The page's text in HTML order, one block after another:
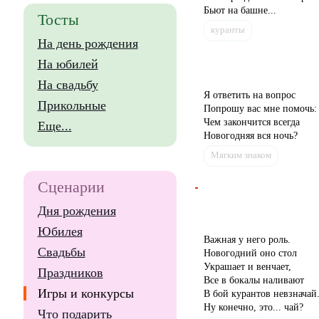
Бьют на башне...
куранты
Я ответить на вопрос
Попрошу вас мне помочь:
Чем закончится всегда
Новогодняя вся ночь?
Мягким знаком
Важная у него роль.
Новогодний оно стол
Украшает и венчает,
Все в бокалы наливают
В бой курантов невзначай.
Ну конечно, это... чай?
Тосты
На день рождения
На юбилей
На свадьбу
Прикольные
Еще...
Сценарии
Дня рождения
Юбилея
Свадьбы
Праздников
Игры и конкурсы
Что подарить